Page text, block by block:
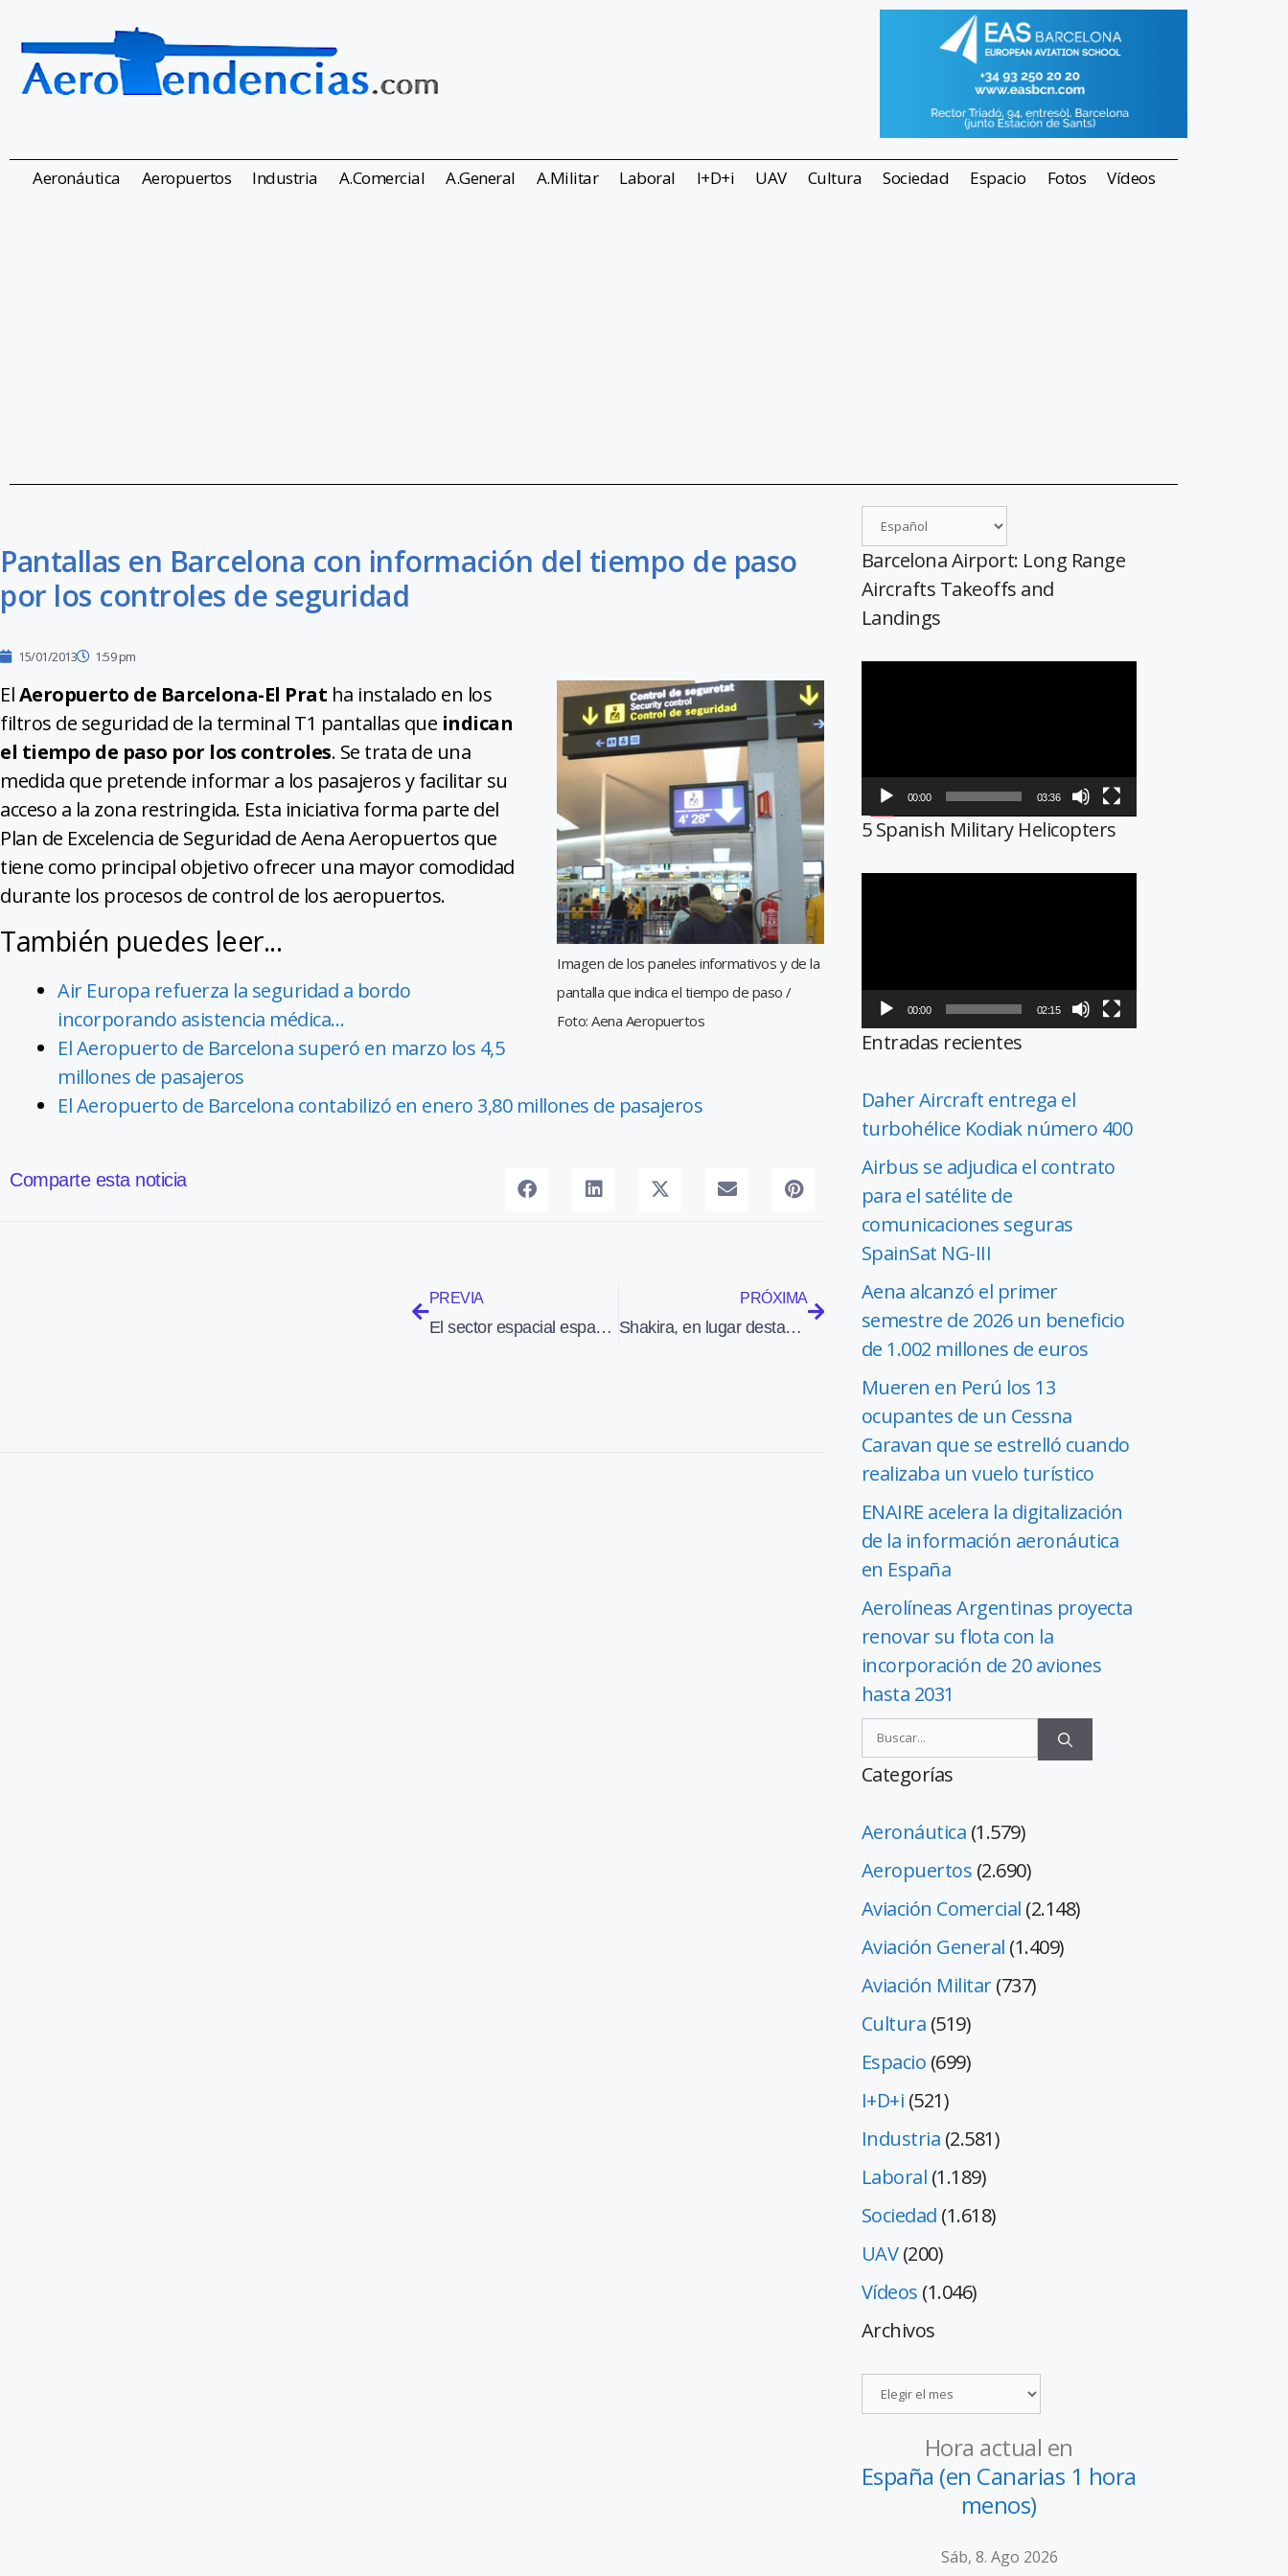
Aeronáutica Aeropuertos Industria A.Comercial A.General A.Militar Laboral I+D+i UAV Cultura Sociedad Espacio Fotos Vídeos
Pantallas en Barcelona con información del tiempo de paso
por los controles de seguridad
15/01/2013 1:59 pm
Imagen de los paneles informativos y de la
pantalla que indica el tiempo de paso /
Foto: Aena Aeropuertos
ElAeropuerto de Barcelona-El Prat ha instalado en los
filtros de seguridad de la terminal T1 pantallas que indican
el tiempo de paso por los controles. Se trata de una
medida que pretende informar a los pasajeros y facilitar su
acceso a la zona restringida. Esta iniciativa forma parte del
Plan de Excelencia de Seguridad de Aena Aeropuertos que
tiene como principal objetivo ofrecer una mayor comodidad
durante los procesos de control de los aeropuertos.
También puedes leer...
Air Europa refuerza la seguridad a bordo
incorporando asistencia médica…
El Aeropuerto de Barcelona superó en marzo los 4,5
millones de pasajeros
El Aeropuerto de Barcelona contabilizó en enero 3,80 millones de pasajeros
Comparte esta noticia
PREVIA
El sector espacial español se la juega en 24 horas
PRÓXIMA
Shakira, en lugar destacado de la revista «Sky» de enero, que Delta ofrece a sus pasajeros
Barcelona Airport: Long Range
Aircrafts Takeoffs and
Landings
00:00 03:36
5 Spanish Military Helicopters
00:00 02:15
Entradas recientes
Daher Aircraft entrega el
turbohélice Kodiak número 400
Airbus se adjudica el contrato
para el satélite de
comunicaciones seguras
SpainSat NG-III
Aena alcanzó el primer
semestre de 2026 un beneficio
de 1.002 millones de euros
Mueren en Perú los 13
ocupantes de un Cessna
Caravan que se estrelló cuando
realizaba un vuelo turístico
ENAIRE acelera la digitalización
de la información aeronáutica
en España
Aerolíneas Argentinas proyecta
renovar su flota con la
incorporación de 20 aviones
hasta 2031
Categorías
Aeronáutica (1.579)
Aeropuertos (2.690)
Aviación Comercial (2.148)
Aviación General (1.409)
Aviación Militar(737)
Cultura (519)
Espacio (699)
I+D+i (521)
Industria (2.581)
Laboral (1.189)
Sociedad (1.618)
UAV(200)
Vídeos (1.046)
Archivos
Hora actual en
España (en Canarias 1 hora
menos)